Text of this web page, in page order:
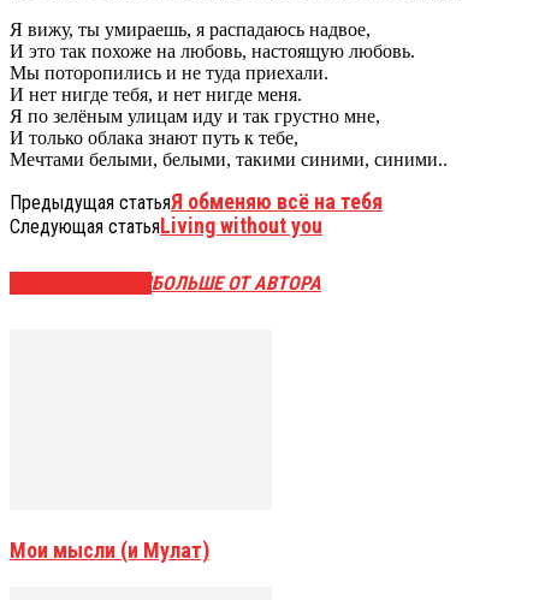
Я вижу, ты умираешь, я распадаюсь надвое,
И это так похоже на любовь, настоящую любовь.
Мы поторопились и не туда приехали.
И нет нигде тебя, и нет нигде меня.
Я по зелёным улицам иду и так грустно мне,
И только облака знают путь к тебе,
Мечтами белыми, белыми, такими синими, синими..
Предыдущая статьяЯ обменяю всё на тебя
Следующая статьяLiving without you
БОЛЬШЕ ОТ АВТОРА
Мои мысли (и Мулат)